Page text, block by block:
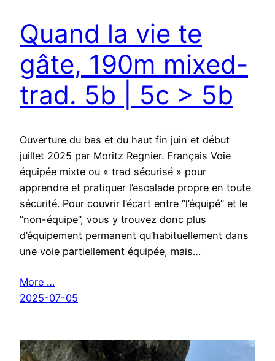
Quand la vie te
gâte, 190m mixed-
trad. 5b | 5c > 5b
Ouverture du bas et du haut fin juin et début
juillet 2025 par Moritz Regnier. Français Voie
équipée mixte ou « trad sécurisé » pour
apprendre et pratiquer l’escalade propre en toute
sécurité. Pour couvrir l’écart entre “l’équipé” et le
“non-équipe”, vous y trouvez donc plus
d’équipement permanent qu’habituellement dans
une voie partiellement équipée, mais…
More …
2025-07-05